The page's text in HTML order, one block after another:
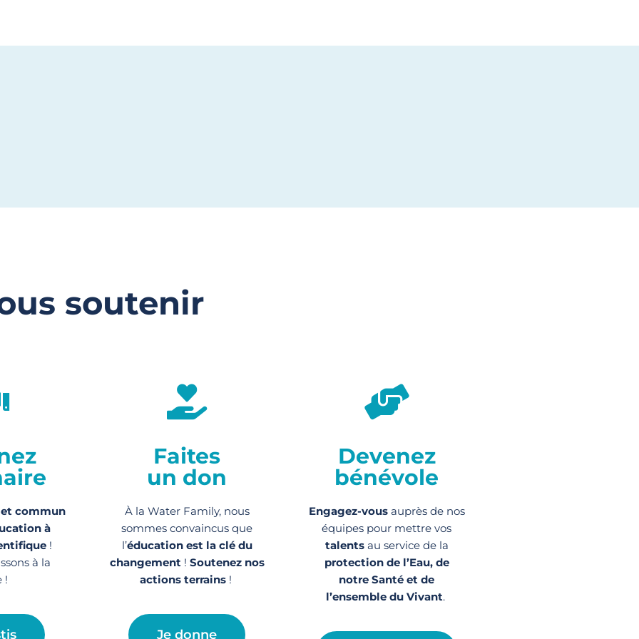
soutenir
commun
à
!
à la
!
Faites
un don
À la Water Family, nous
sommes convaincus que
l’éducation est la clé du
changement! Soutenez nos
actions terrains!
Je donne
Devenez
bénévole
Engagez-vousauprès de nos
équipes pour mettre vos
talentsau service de la
protection de l’Eau, de
notre Santé et de
l’ensemble du Vivant.